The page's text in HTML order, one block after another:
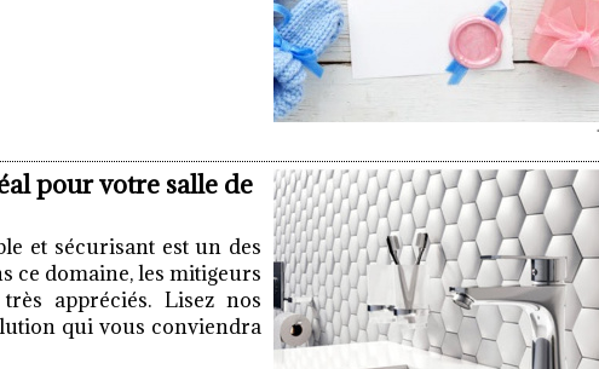
pour votre salle de
et sécurisant est un des
ce domaine, les mitigeurs
appréciés. Lisez nos
qui vous conviendra